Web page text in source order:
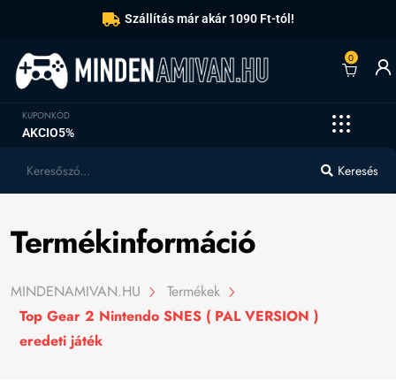
Szállítás már akár 1090 Ft-tól!
0
KUPONKÓD
AKCIO5%
Keresés
Termékinformáció
MINDENAMIVAN.HU
Termékek
Top Gear 2 Nintendo SNES ( PAL VERSION )
eredeti játék